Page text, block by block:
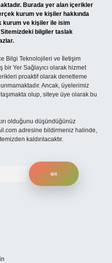
Burada yer alan içerikler
kurum ve kişiler hakkında
kurum ve kişiler ile isim
bilgiler taslak
Bilgi Teknolojileri ve İletişim
bir Yer Sağlayıcı olarak hizmet
proaktif olarak denetleme
Ancak, üyelerimiz
olup, siteye üye olarak bu
olduğunu düşündüğünüz
adresine bildirmeniz halinde,
kaldırılacaktır.